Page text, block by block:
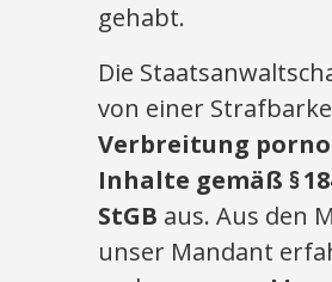
gehabt.
Die
von einer
Verbreitung
Inhalte gemäß §
StGB aus. Aus den
unser Mandant